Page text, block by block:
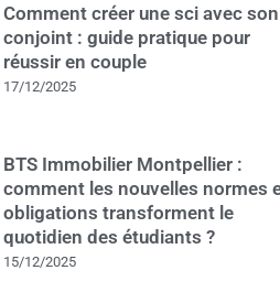
Comment créer une sci avec son
conjoint : guide pratique pour
réussir en couple
17/12/2025
BTS Immobilier Montpellier :
comment les nouvelles normes
obligations transforment le
quotidien des étudiants ?
15/12/2025